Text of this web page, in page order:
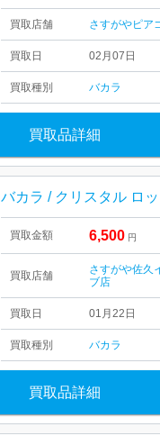
買取店舗 さすがやピア
買取日 02月07日
買取種別 バカラ
買取品詳細
バカラ / クリスタル ロ
買取金額 6,500 円
買取店舗
さすがや佐久
ブ店
買取日 01月22日
買取種別 バカラ
買取品詳細